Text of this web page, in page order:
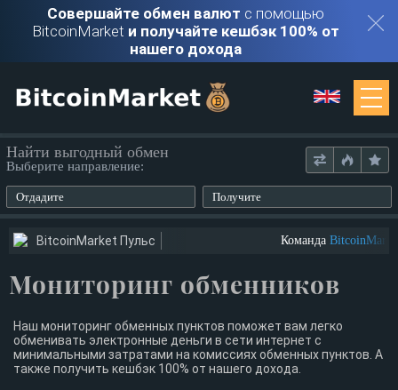
Совершайте обмен валют с помощью
BitcoinMarket и получайте кешбэк 100% от
нашего дохода
Обменники
Войти
Регистрация
Найти выгодный обмен
Выберите направление:
Отдадите Получите
BitcoinMarket Пульс Команда BitcoinMarket
Мониторинг обменников
Наш мониторинг обменных пунктов поможет вам легко
обменивать электронные деньги в сети интернет с
минимальными затратами на комиссиях обменных пунктов. А
также получить кешбэк 100% от нашего дохода.